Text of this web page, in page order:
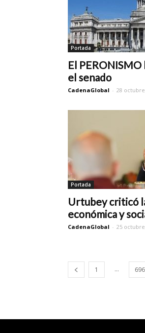
Portada
El
el senado
CadenaGlobal - 28
Portada
Urtubey criticó
económica y
CadenaGlobal - 25
1 ... 696